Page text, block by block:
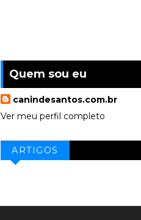
Quem sou eu
canindesantos.com.br
Ver meu perfil completo
ARTIGOS